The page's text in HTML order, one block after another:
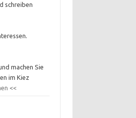
schreiben
machen Sie
im Kiez
<<